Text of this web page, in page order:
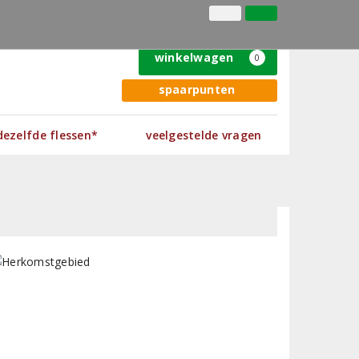
klantenservice
spaarpunten
winkelwagen 0
flessen* veelgestelde vragen